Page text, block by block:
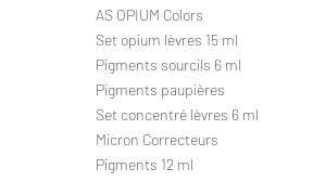
AS OPIUM Colors
Set opium lèvres 15 ml
Pigments sourcils 6 ml
Pigments paupières
Set concentré lèvres 6 ml
Micron Correcteurs
Pigments 12 ml